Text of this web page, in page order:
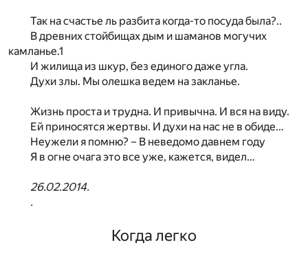
Так на счастье ль разбита когда-то посуда была?..
В древних стойбищах дым и шаманов могучих
камланье.1
И жилища из шкур, без единого даже угла.
Духи злы. Мы олешка ведем на закланье.
Жизнь проста и трудна. И привычна. И вся на виду.
Ей приносятся жертвы. И духи на нас не в обиде…
Неужели я помню? – В неведомо давнем году
Я в огне очага это все уже, кажется, видел…
26.02.2014.
.
Когда легко